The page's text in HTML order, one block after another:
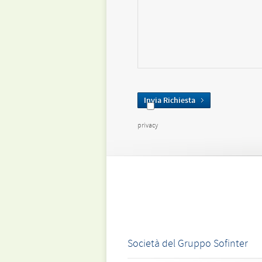
Invia Richiesta
privacy
Società del Gruppo Sofinter